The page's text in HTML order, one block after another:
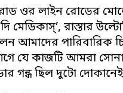
ওর লাইন রোডের মোড়ে
মেডিকাস্’, রাস্তার
আমাদের
যে কাজটি আমরা
গন্ধ ছিল দুটো